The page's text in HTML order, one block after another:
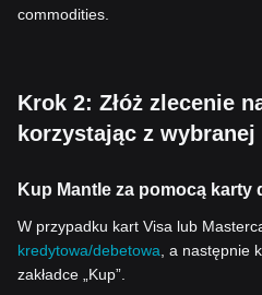
commodities.
Krok 2: Złóż zlecenie
korzystając z
Kup Mantle za pomocą karty
W przypadku kart Visa lub
kredytowa/debetowa , a następnie
zakładce „Kup”.